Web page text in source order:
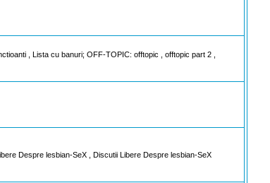
, Lista cu banuri; OFF-TOPIC: offtopic , offtopic part 2 ,
Despre lesbian-SeX , Discutii Libere Despre lesbian-SeX